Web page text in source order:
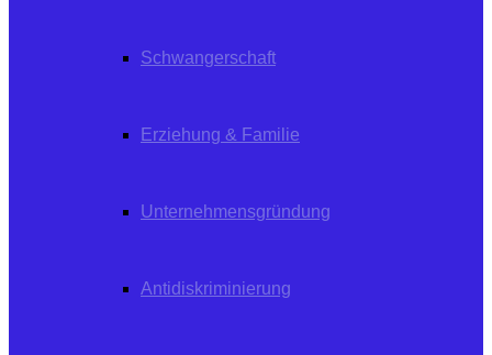
Schwangerschaft
Erziehung & Familie
Unternehmensgründung
Antidiskriminierung